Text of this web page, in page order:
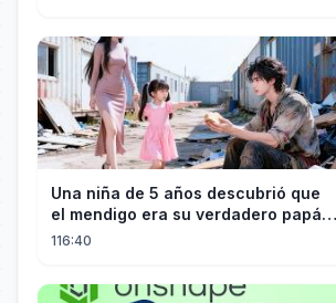
Una niña de 5 años descubrió que
el mendigo era su verdadero papá y
salvó a su familia
116:40